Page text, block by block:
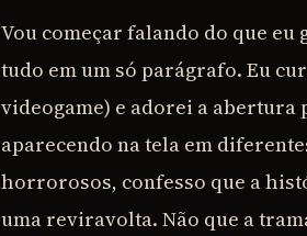
Vou começar falando do que eu
tudo em um só parágrafo. Eu
videogame) e adorei a abertura
aparecendo na tela em
horrorosos, confesso que a
uma reviravolta. Não que a